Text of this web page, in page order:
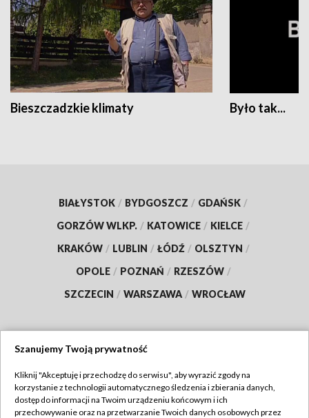
Bieszczadzkie klimaty Było tak...
BIAŁYSTOK / BYDGOSZCZ / GDAŃSK /
GORZÓW WLKP. / KATOWICE / KIELCE /
KRAKÓW / LUBLIN / ŁÓDŹ / OLSZTYN /
OPOLE / POZNAŃ / RZESZÓW /
SZCZECIN / WARSZAWA / WROCŁAW
TVP
Abonament TVP
Szanujemy Twoją prywatność
Kliknij "Akceptuję i przechodzę do serwisu", aby wyrazić zgody na
korzystanie z technologii automatycznego śledzenia i zbierania danych,
dostęp do informacji na Twoim urządzeniu końcowym i ich
przechowywanie oraz na przetwarzanie Twoich danych osobowych przez